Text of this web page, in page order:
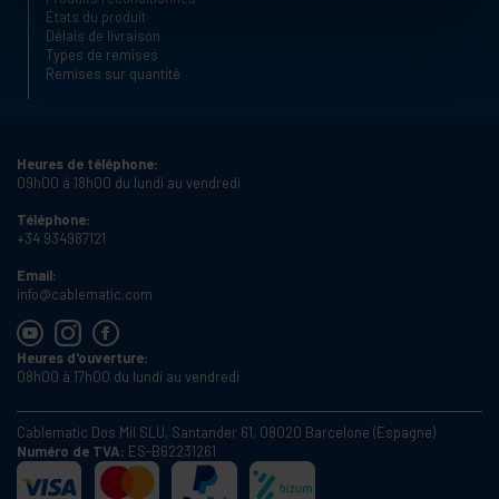
États du produit
Délais de livraison
Types de remises
Remises sur quantité
Heures de téléphone:
09h00 à 18h00 du lundi au vendredi
Téléphone:
+34 934987121
Email:
info@cablematic.com
Heures d'ouverture:
08h00 à 17h00 du lundi au vendredi
Cablematic Dos Mil SLU, Santander 61, 08020 Barcelone (Espagne)
Numéro de TVA: ES-B62231261